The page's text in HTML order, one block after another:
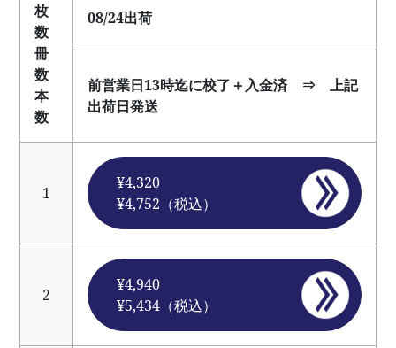
枚
数
冊
数
本
数
08/24出荷
前営業日13時迄に校了＋入金済 ⇒ 上記
出荷日発送
1
¥4,320
¥4,752（税込）
2
¥4,940
¥5,434（税込）